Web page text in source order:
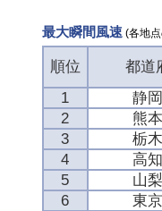
最大瞬間風速(各地点
順位 都道
1
静
2
熊
3
栃
4
高
5
山
6
東